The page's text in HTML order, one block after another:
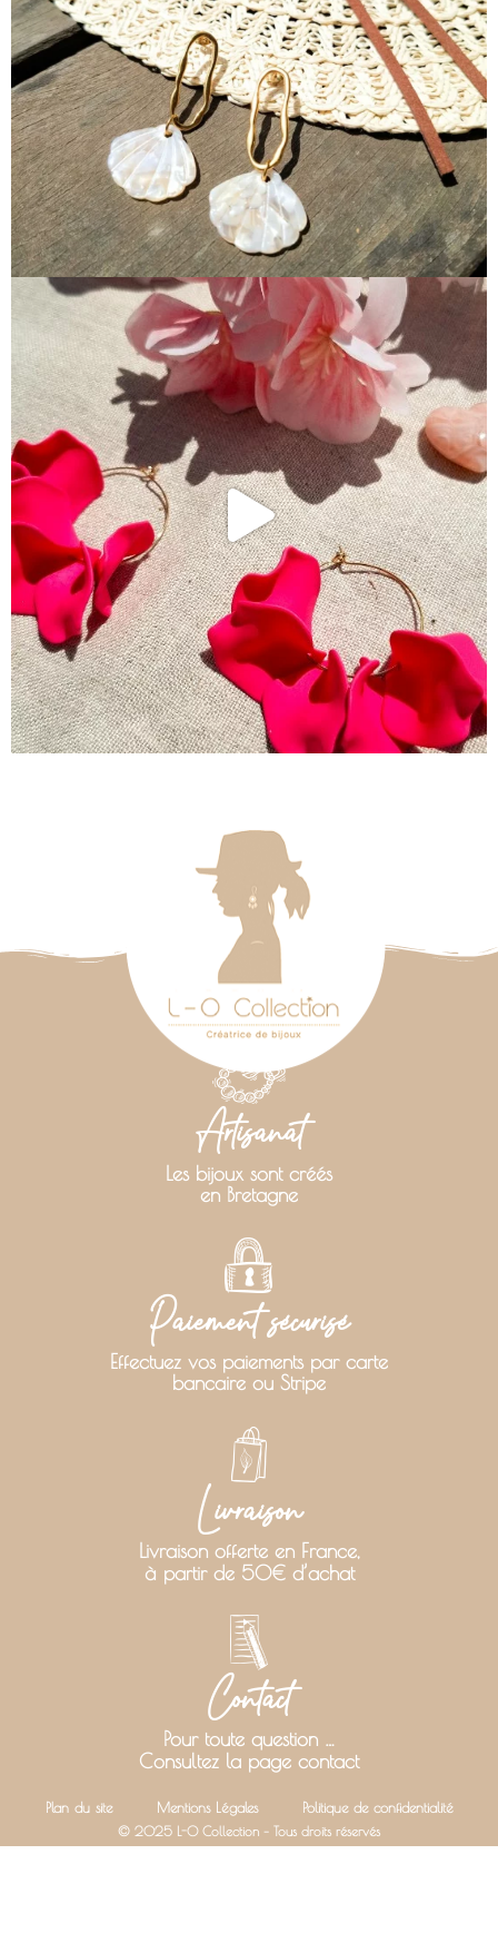
Artisanat
Les bijoux sont créés
en Bretagne
Paiement sécurisé
Effectuez vos paiements par carte
bancaire ou Stripe
Livraison
Livraison offerte en France,
à partir de 50€ d’achat
Contact
Pour toute question …
Consultez la page contact
Plan du site Mentions Légales Politique de confidentialité
© 2025 L-O Collection – Tous droits réservés